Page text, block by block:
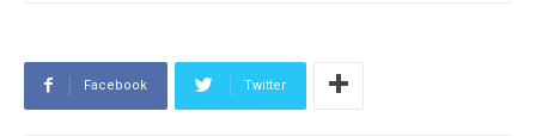
Facebook Twitter